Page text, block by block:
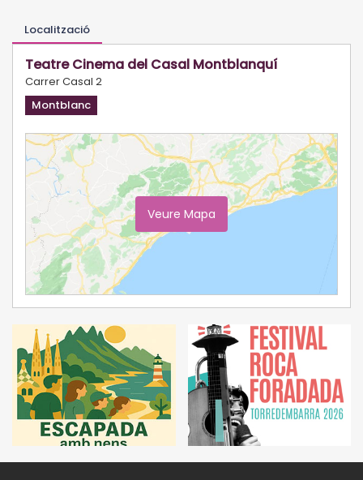
Localització
Teatre Cinema del Casal Montblanquí
Carrer Casal 2
Montblanc
Veure Mapa